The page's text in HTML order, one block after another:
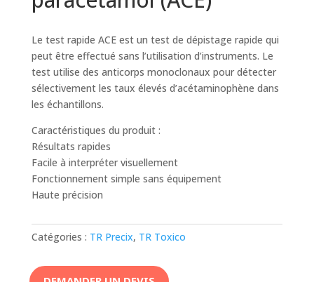
Le test rapide ACE est un test de dépistage rapide qui
peut être effectué sans l’utilisation d’instruments. Le
test utilise des anticorps monoclonaux pour détecter
sélectivement les taux élevés d’acétaminophène dans
les échantillons.
Caractéristiques du produit :
Résultats rapides
Facile à interpréter visuellement
Fonctionnement simple sans équipement
Haute précision
Catégories : TR Precix, TR Toxico